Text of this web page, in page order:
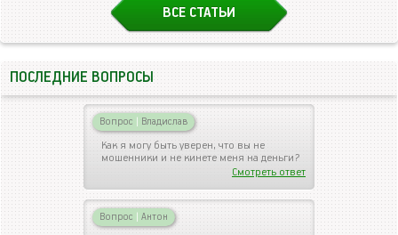
ВСЕ СТАТЬИ
ПОСЛЕДНИЕ ВОПРОСЫ
Вопрос | Владислав
Как я могу быть уверен, что вы не
мошенники и не кинете меня на деньги?
Смотреть ответ
Вопрос | Антон